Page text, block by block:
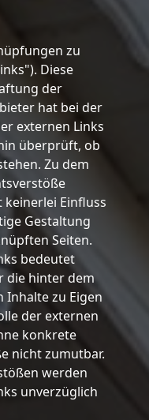
zu
Diese
der
hat bei der
externen Links
überprüft, ob
Zu dem
Einfluss
Gestaltung
Seiten.
bedeutet
die hinter dem
Inhalte zu Eigen
der externen
konkrete
nicht zumutbar.
werden
unverzüglich